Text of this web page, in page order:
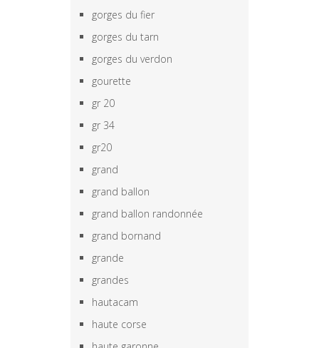
gorges du fier
gorges du tarn
gorges du verdon
gourette
gr 20
gr 34
gr20
grand
grand ballon
grand ballon randonnée
grand bornand
grande
grandes
hautacam
haute corse